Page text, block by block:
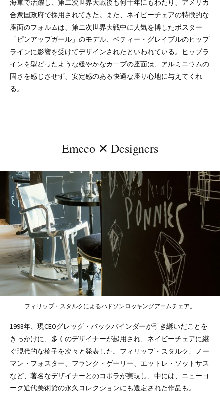
海軍で活躍し、第二次世界大戦後も何十年にもわたり、アメリカ
合衆国政府で採用されてきた。また、ネイビーチェアの特徴的な
座面のフォルムは、第二次世界大戦中に人気を博したポスター
「ピンアップガール」のモデル、ベティー・グレイブルのヒップ
ラインに影響を受けてデザインされたといわれている。ヒップラ
インを型どったような緩やかなカーブの座面は、アルミニウムの
固さを感じさせず、安定感のある快適な座り心地に与えてくれ
る。
Emeco ✕ Designers
フィリップ・スタルクによるハドソンロッキングアームチェア。
1998年、現CEOグレッグ・バックバインダーが引き継いだことを
きっかけに、多くのデザイナーが起用され、ネイビーチェアに継
ぐ現代的な椅子を次々と発表した。フィリップ・スタルク、ノー
マン・フォスター、フランク・ゲーリー、エットレ・ソットサス
など、著名なデザイナーとのコボラが実現し、中には、ニューヨ
ーク近代美術館の永久コレクションにも選定された作品も。